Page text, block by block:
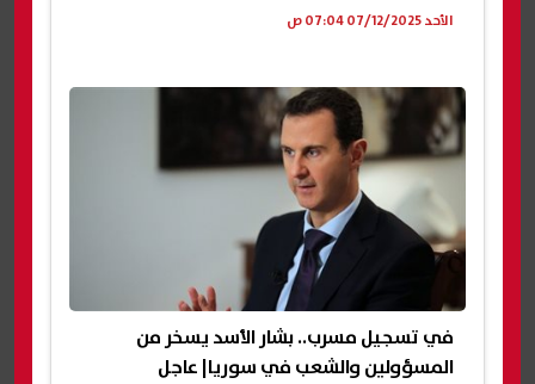
الأحد 07/12/2025 07:04 ص
في تسجيل مسرب.. بشار الأسد يسخر من
المسؤولين والشعب في سوريا| عاجل